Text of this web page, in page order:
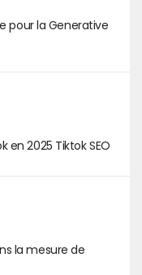
pour la Generative
2025 Tiktok SEO
la mesure de